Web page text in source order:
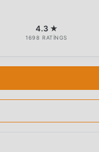
4.3 ★
1698 RATINGS